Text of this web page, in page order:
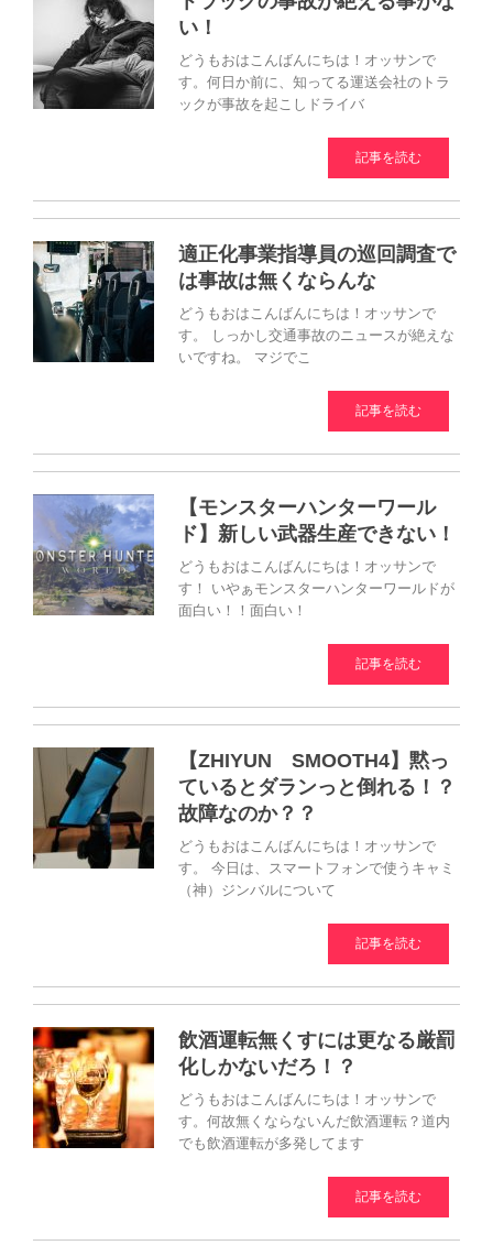
い！
どうもおはこんばんにちは！オッサンで
す。何日か前に、知ってる運送会社のトラ
ックが事故を起こしドライバ
記事を読む
適正化事業指導員の巡回調査で
は事故は無くならんな
どうもおはこんばんにちは！オッサンで
す。 しっかし交通事故のニュースが絶えな
いですね。 マジでこ
記事を読む
【モンスターハンターワール
ド】新しい武器生産できない！
どうもおはこんばんにちは！オッサンで
す！ いやぁモンスターハンターワールドが
面白い！！面白い！
記事を読む
【ZHIYUN SMOOTH4】黙っ
ているとダランっと倒れる！？
故障なのか？？
どうもおはこんばんにちは！オッサンで
す。 今日は、スマートフォンで使うキャミ
（神）ジンバルについて
記事を読む
飲酒運転無くすには更なる厳罰
化しかないだろ！？
どうもおはこんばんにちは！オッサンで
す。何故無くならないんだ飲酒運転？道内
でも飲酒運転が多発してます
記事を読む